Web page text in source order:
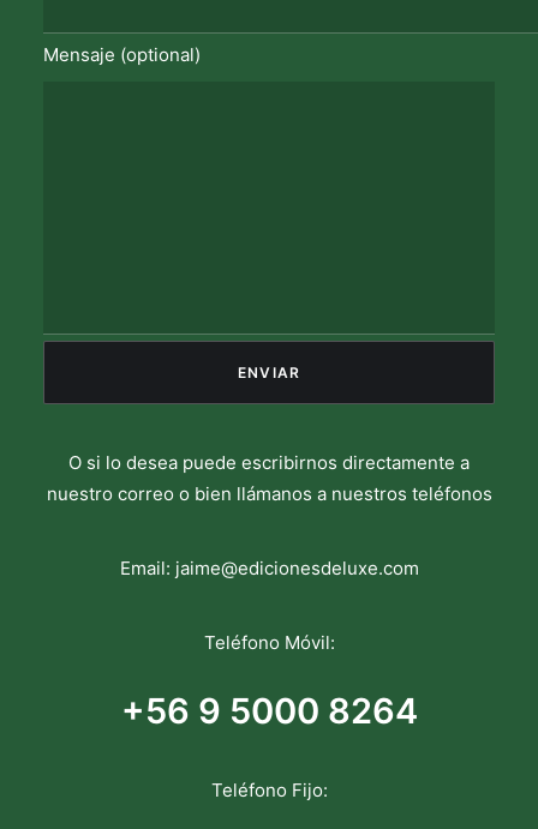
Mensaje (optional)
O si lo desea puede escribirnos directamente a
nuestro correo o bien llámanos a nuestros teléfonos
Email: jaime@edicionesdeluxe.com
Teléfono Móvil:
+56 9 5000 8264
Teléfono Fijo: